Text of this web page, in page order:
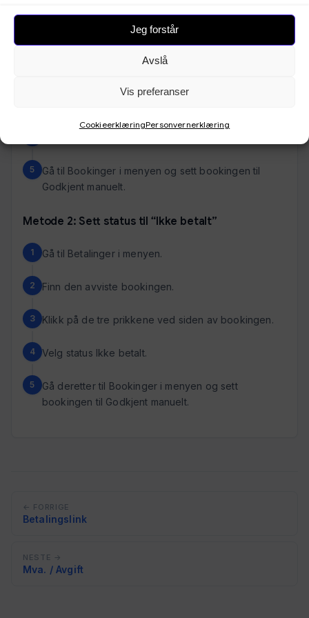
Jeg forstår
Avslå
Vis preferanser
CookieerklæringPersonvernerklæring
Gå til Betalinger i menyen.
Gå til Bookinger i menyen og sett bookingen til
Godkjent manuelt.
Metode 2: Sett status til “Ikke betalt”
Gå til Betalinger i menyen.
Finn den avviste bookingen.
Klikk på de tre prikkene ved siden av bookingen.
Velg status Ikke betalt.
Gå deretter til Bookinger i menyen og sett
bookingen til Godkjent manuelt.
← FORRIGE
Betalingslink
NESTE →
Mva. / Avgift